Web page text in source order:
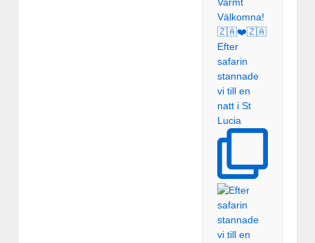
Efter
safarin
stannade
vi till en
natt i St
Lucia